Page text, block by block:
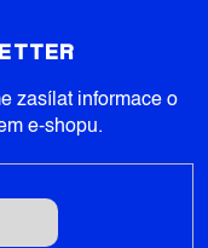
zasílat informace o
e-shopu.